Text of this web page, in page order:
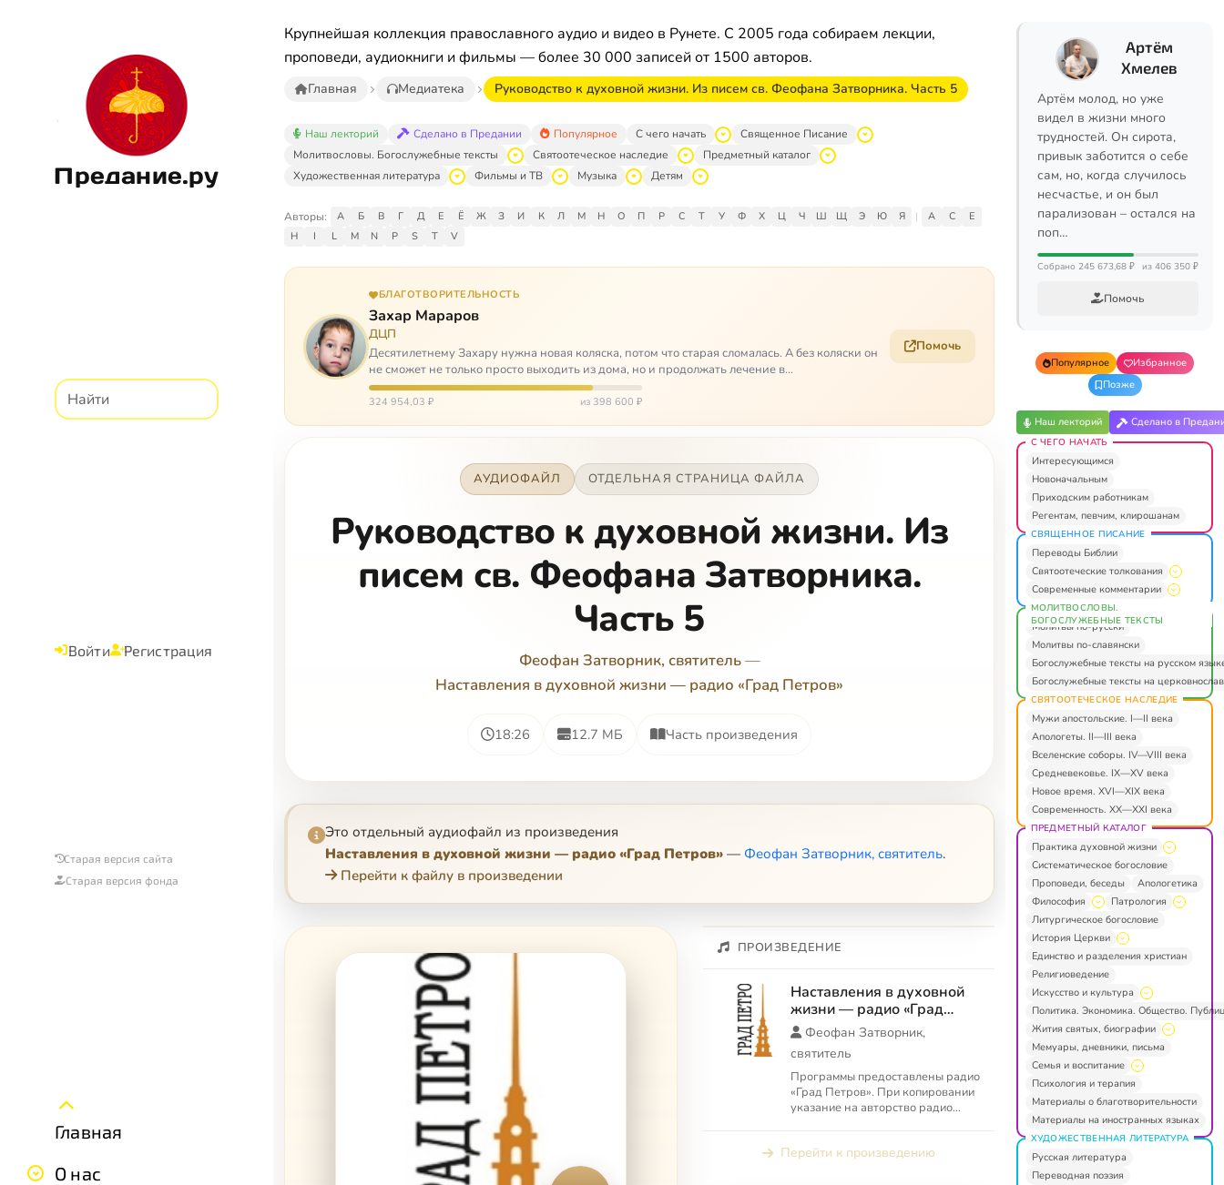
Предание.ру
Войти Регистрация
Старая версия сайта
Старая версия фонда
Главная
О нас
Крупнейшая коллекция православного аудио и видео в Рунете. С 2005 года собираем лекции,
проповеди, аудиокниги и фильмы — более 30 000 записей от 1500 авторов.
Главная Медиатека Руководство к духовной жизни. Из писем св. Феофана Затворника. Часть 5
Наш лекторий Сделано в Предании Популярное С чего начать
Священное Писание
Молитвословы. Богослужебные тексты
Святоотеческое наследие
Предметный каталог
Художественная литература
Фильмы и ТВ Музыка Детям
Авторы: А Б В Г Д Е Ё Ж З И К Л М Н О П Р С Т У Ф Х Ц Ч Ш Щ Э Ю Я | A C
E
H
I L M N P S T V
БЛАГОТВОРИТЕЛЬНОСТЬ
Захар Мараров
ДЦП
Десятилетнему Захару нужна новая коляска, потом что старая сломалась. А без коляски он
не сможет не только просто выходить из дома, но и продолжать лечение в
реабилитационных центр…
324 954,03 ₽ из 398 600 ₽
Помочь
АУДИОФАЙЛ ОТДЕЛЬНАЯ СТРАНИЦА ФАЙЛА
Руководство к духовной жизни. Из
писем св. Феофана Затворника.
Часть 5
Феофан Затворник, святитель—
Наставления в духовной жизни — радио «Град Петров»
18:26 12.7 МБ Часть произведения
Это отдельный аудиофайл из произведения
Наставления в духовной жизни — радио «Град Петров» — Феофан Затворник, святитель.
Перейти к файлу в произведении
ПРОИЗВЕДЕНИЕ
Наставления в духовной
жизни — радио «Град
Петров»
Феофан Затворник,
святитель
Программы предоставлены радио
«Град Петров». При копировании
указание на авторство радио
Перейти к произведению
Артём
Хмелев
Артём молод, но уже
видел в жизни много
трудностей. Он сирота,
привык заботится о себе
сам, но, когда случилось
несчастье, и он был
парализован – остался на
поп…
Собрано 245 673,68 ₽ из 406 350 ₽
Помочь
Популярное
Избранное
Позже
Наш лекторий Сделано в
С ЧЕГО НАЧАТЬ
Интересующимся
Новоначальным
Приходским работникам
Регентам, певчим, клирошанам
СВЯЩЕННОЕ ПИСАНИЕ
Переводы Библии
Святоотеческие толкования
Современные комментарии
МОЛИТВОСЛОВЫ.
БОГОСЛУЖЕБНЫЕ ТЕКСТЫ
Молитвы по-русски
Молитвы по-славянски
Богослужебные тексты на русском
Богослужебные тексты на
СВЯТООТЕЧЕСКОЕ НАСЛЕДИЕ
Мужи апостольские. I—II века
Апологеты. II—III века
Вселенские соборы. IV—VIII века
Средневековье. IX—XV века
Новое время. XVI—XIX века
Современность. XX—XXI века
ПРЕДМЕТНЫЙ КАТАЛОГ
Практика духовной жизни
Систематическое богословие
Проповеди, беседы
Апологетика
Философия
Патрология
Литургическое богословие
История Церкви
Единство и разделения христиан
Религиоведение
Искусство и культура
Политика. Экономика. Общество.
Жития святых, биографии
Мемуары, дневники, письма
Семья и воспитание
Психология и терапия
Материалы о благотворительности
Материалы на иностранных языках
ХУДОЖЕСТВЕННАЯ ЛИТЕРАТУРА
Русская литература
Переводная поэзия